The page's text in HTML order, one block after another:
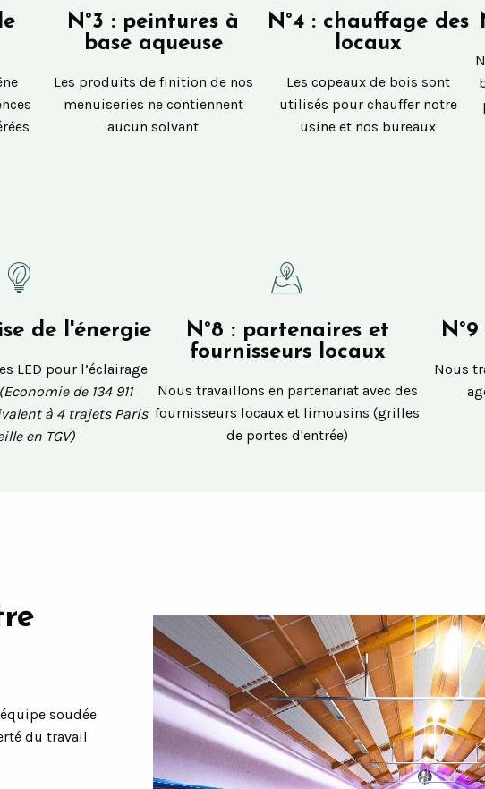
N°3 : peintures à
base aqueuse
Les produits de finition de nos
menuiseries ne contiennent
aucun solvant
N°4 : chauffage des
locaux
Les copeaux de bois sont
utilisés pour chauffer notre
usine et nos bureaux
de l'énergie
LED pour l’éclairage
(Economie de 134 911
à 4 trajets Paris
en TGV)
N°8 : partenaires et
fournisseurs locaux
Nous travaillons en partenariat avec des
fournisseurs locaux et limousins (grilles
de portes d'entrée)
Nous
soudée
du travail